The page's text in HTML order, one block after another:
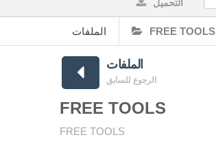
التحميل
الملفات FREE TOOLS
الملفات
الرجوع للسابق
FREE TOOLS
FREE TOOLS